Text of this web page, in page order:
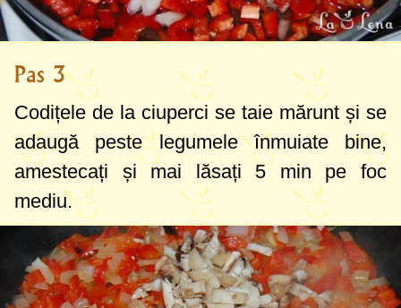
Pas 3
Codițele de la ciuperci se taie mărunt și se
adaugă peste legumele înmuiate bine,
amestecați și mai lăsați 5 min pe foc
mediu.